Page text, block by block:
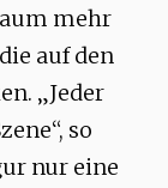
mehr
auf den
„Jeder
so
nur eine